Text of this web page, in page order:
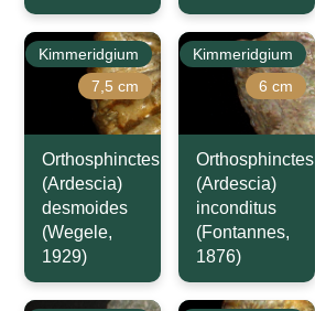
Kimmeridgium
7,5 cm
Orthosphinctes
(Ardescia)
desmoides
(Wegele,
1929)
Kimmeridgium
6 cm
Orthosphinctes
(Ardescia)
inconditus
(Fontannes,
1876)